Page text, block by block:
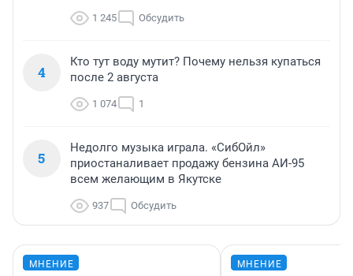
1 245 Обсудить
4
Кто тут воду мутит? Почему нельзя купаться
после 2 августа
1 074 1
5
Недолго музыка играла. «СибОйл»
приостаналивает продажу бензина АИ-95
всем желающим в Якутске
937 Обсудить
МНЕНИЕ МНЕНИЕ